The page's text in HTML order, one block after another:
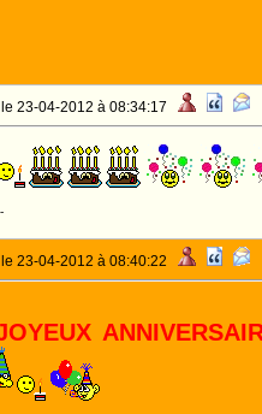
23-04-2012 à 08:34:17
23-04-2012 à 08:40:22